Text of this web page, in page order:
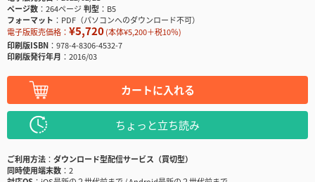
ページ数
264ページ判型
B5
フォーマット
PDF（パソコンへのダウンロード不可）
電子版販売価格： ¥5,720(本体¥5,200＋税10％)
印刷版ISBN
978-4-8306-4532-7
印刷版発行年月
2016/03
カートに入れる
ちょっと立ち読み
ご利用方法
ダウンロード型配信サービス（買切型）
同時使用端末数
2